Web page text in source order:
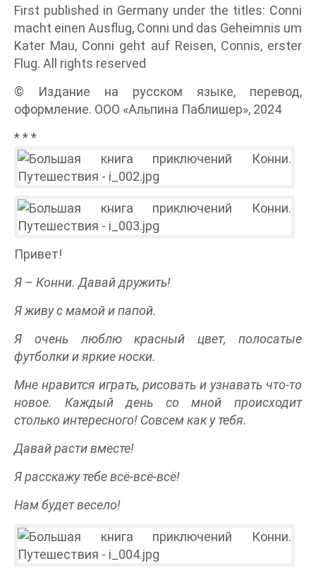
First published in Germany under the titles: Conni
macht einen Ausflug, Conni und das Geheimnis um
Kater Mau, Conni geht auf Reisen, Connis, erster
Flug. All rights reserved
© Издание на русском языке, перевод,
оформление. ООО «Альпина Паблишер», 2024
* * *
Привет!
Я – Конни. Давай дружить!
Я живу с мамой и папой.
Я очень люблю красный цвет, полосатые
футболки и яркие носки.
Мне нравится играть, рисовать и узнавать что-то
новое. Каждый день со мной происходит
столько интересного! Совсем как у тебя.
Давай расти вместе!
Я расскажу тебе всё-всё-всё!
Нам будет весело!